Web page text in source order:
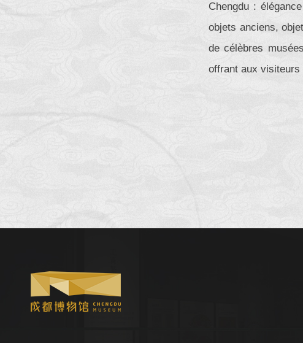
Chengdu :
objets anciens,
de célèbres
offrant aux visiteurs